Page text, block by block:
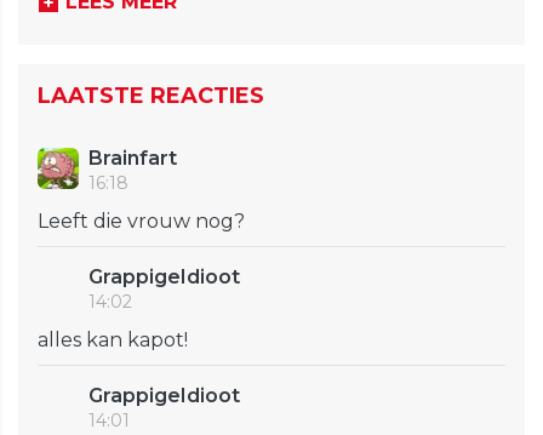
LAATSTE REACTIES
Brainfart
16:18
Leeft die vrouw nog?
GrappigeIdioot
14:02
alles kan kapot!
GrappigeIdioot
14:01